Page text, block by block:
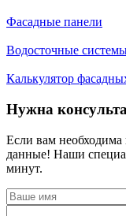
Фасадные панели
Водосточные
Калькулятор
Нужна
Если вам необходима
данные! Наши
минут.